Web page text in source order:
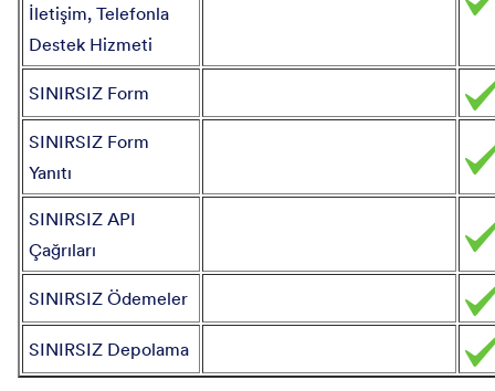
İletişim, Telefonla
Destek Hizmeti
SINIRSIZ Form
SINIRSIZ Form
Yanıtı
SINIRSIZ API
Çağrıları
SINIRSIZ Ödemeler
SINIRSIZ Depolama